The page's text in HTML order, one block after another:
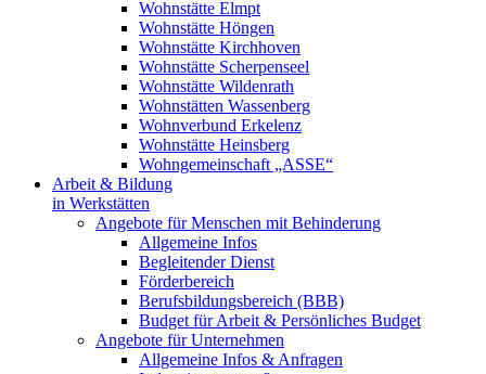
Wohnstätte Elmpt
Wohnstätte Höngen
Wohnstätte Kirchhoven
Wohnstätte Scherpenseel
Wohnstätte Wildenrath
Wohnstätten Wassenberg
Wohnverbund Erkelenz
Wohnstätte Heinsberg
Wohngemeinschaft „ASSE“
Arbeit & Bildung
in Werkstätten
Angebote für Menschen mit Behinderung
Allgemeine Infos
Begleitender Dienst
Förderbereich
Berufsbildungsbereich (BBB)
Budget für Arbeit & Persönliches Budget
Angebote für Unternehmen
Allgemeine Infos & Anfragen